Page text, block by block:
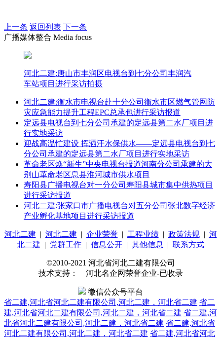
上一条 返回列表 下一条
广播媒体整合 Media focus
河北二建:唐山市丰润区电视台到七分公司丰润汽
车站项目进行采访拍摄
河北二建:衡水市电视台赴十分公司衡水市区燃气管网防
灾应急能力提升工程EPC总承包进行采访报道
定远县电视台到七分公司承建的定远县第二水厂项目进
行实地采访
迎战高温忙建设 挥洒汗水保供水——定远县电视台到七
分公司承建的定远县第二水厂项目进行实地采访
革命老区焕“新生”中央电视台报道河南分公司承建的大
别山革命老区息县淮河城市供水项目
寿阳县广播电视台对一分公司寿阳县城市集中供热项目
进行采访报道
河北二建:张家口市广播电视台对五分公司张北数字经济
产业孵化基地项目进行采访报道
河北二建 | 河北二建 | 企业荣誉| 工程业绩| 政策法规| 河
北二建 | 党群工作 | 信息公开 | 其他信息 | 联系方式
©2010-2021 河北省河北二建有限公司
技术支持： 河北名企网荣誉企业-已收录
徵信公众号平台
省二建,河北省河北二建有限公司,河北二建，河北省二建 省二
建,河北省河北二建有限公司,河北二建，河北省二建 省二建,河
北省河北二建有限公司,河北二建，河北省二建 省二建,河北省
河北二建有限公司,河北二建，河北省二建 省二建,河北省河北